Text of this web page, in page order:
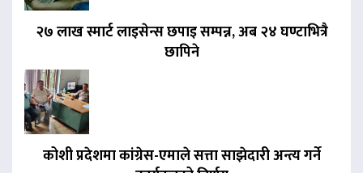
२७ लाख स्मार्ट लाइसेन्स छपाइ सम्पन्न, अब २४ घण्टाभित्रै
छापिने
कोशी प्रदेशमा कांग्रेस-एमाले सत्ता साझेदारी अन्त्य गर्ने